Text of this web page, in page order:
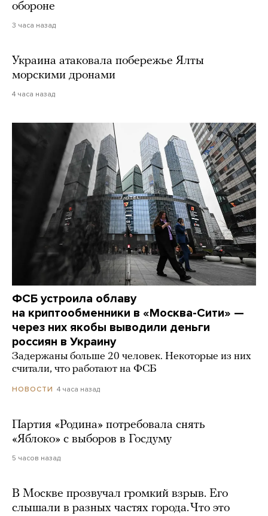
обороне
3 часа назад
Украина атаковала побережье Ялты
морскими дронами
4 часа назад
ФСБ устроила облаву
на криптообменники в «Москва-Сити» —
через них якобы выводили деньги
россиян в Украину
Задержаны больше 20 человек. Некоторые из них
считали, что работают на ФСБ
НОВОСТИ 4 часа назад
Партия «Родина» потребовала снять
«Яблоко» с выборов в Госдуму
5 часов назад
В Москве прозвучал громкий взрыв. Его
слышали в разных частях города. Что это